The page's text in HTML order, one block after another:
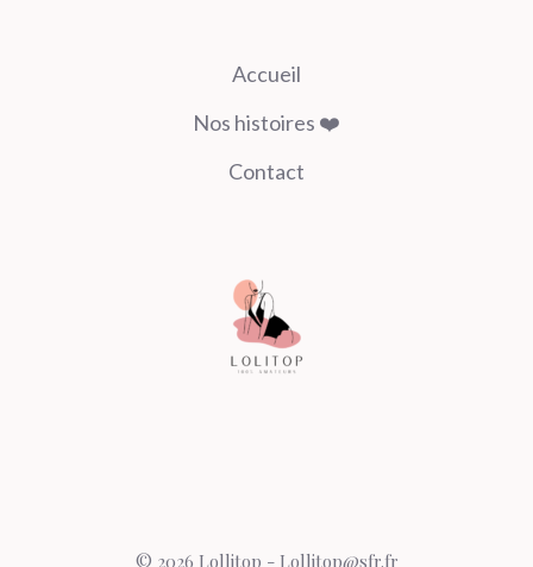
Accueil
Nos histoires ❤️
Contact
© 2026 Lollitop - Lollitop@sfr.fr